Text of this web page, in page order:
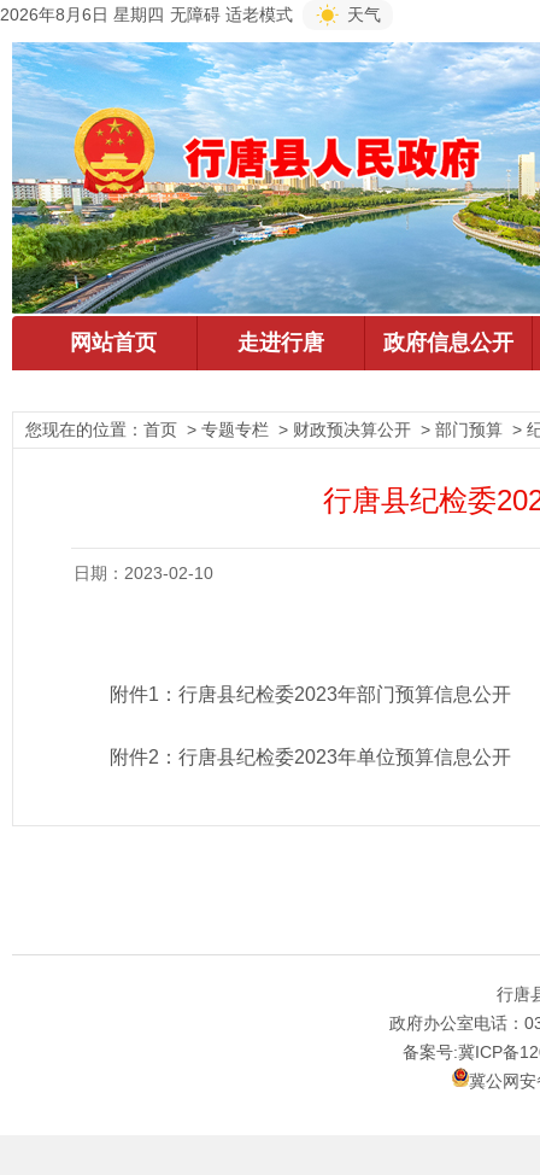
2026年8月6日 星期四 无障碍 适老模式 天气
您现在的位置： 首页 > 专题专栏 > 财政预决算公开 > 部门预算 >
行唐县纪检委
日期：2023-02-10
附件1： 行唐县纪检委2023年部门预算信息公开
附件2： 行唐县纪检委2023年单位预算信息公开